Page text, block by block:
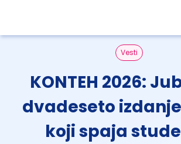
Vesti
KONTEH 2026:
dvadeseto
koji spaja